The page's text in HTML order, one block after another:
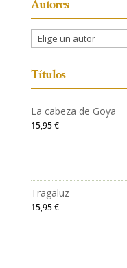
Autores
Títulos
La cabeza de Goya
15,95€
Tragaluz
15,95€